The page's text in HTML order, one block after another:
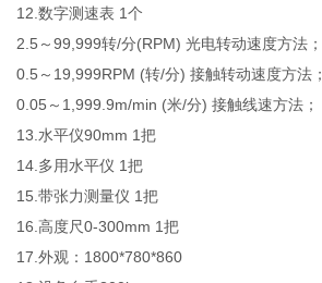
12.数字测速表 1个
2.5～99,999转/分(RPM) 光电转动速度方法；
0.5～19,999RPM (转/分) 接触转动速度方法；
0.05～1,999.9m/min (米/分) 接触线速方法；
13.水平仪90mm 1把
14.多用水平仪 1把
15.带张力测量仪 1把
16.高度尺0-300mm 1把
17.外观：1800*780*860